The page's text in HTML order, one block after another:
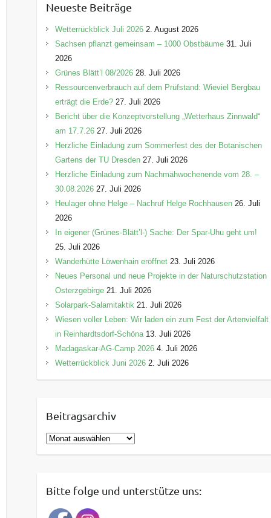
g
o
r
e
n
Neueste Beiträge
Wetterrückblick Juli 2026 2. August 2026
Sachsen pflanzt gemeinsam – 1000 Obstbäume 31. Juli
2026
Grünes Blätt’l 08/2026 28. Juli 2026
Ressourcenverbrauch auf dem Prüfstand: Wieviel Bergbau
erträgt die Erde? 27. Juli 2026
Bericht über die Konzeptvorstellung „Wetterhaus Zinnwald“
am 17.7.26 27. Juli 2026
Herzliche Einladung zum Sommerfest des der Botanischen
Gartens der TU Dresden 27. Juli 2026
Herzliche Einladung zum Nachmähwochenende vom 28. –
30.08.2026 27. Juli 2026
Heulager ohne Helge – Nachruf Helge Rochhausen 26. Juli
2026
In eigener (Grünes-Blätt’l-) Sache: Der Spar-Uhu geht um!
25. Juli 2026
Wanderhütte Löwenhain eröffnet 23. Juli 2026
Neues Personal und neue Projekte in der Naturschutzstation
Osterzgebirge 21. Juli 2026
Solarpark-Salamitaktik 21. Juli 2026
Wiesen voller Leben: Wir laden ein zum Fest der Artenvielfalt
in Reinhardtsdorf-Schöna 13. Juli 2026
Madagaskar-AG-Camp 2026 4. Juli 2026
Wetterrückblick Juni 2026 2. Juli 2026
Beitragsarchiv
B
e
rBitte folge und unterstütze uns: